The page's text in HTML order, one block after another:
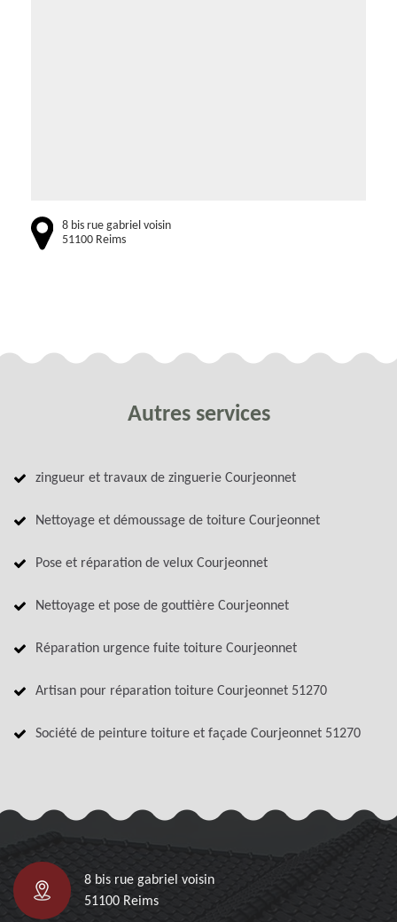
8 bis rue gabriel voisin
51100 Reims
Autres services
zingueur et travaux de zinguerie Courjeonnet
Nettoyage et démoussage de toiture Courjeonnet
Pose et réparation de velux Courjeonnet
Nettoyage et pose de gouttière Courjeonnet
Réparation urgence fuite toiture Courjeonnet
Artisan pour réparation toiture Courjeonnet 51270
Société de peinture toiture et façade Courjeonnet 51270
8 bis rue gabriel voisin
51100 Reims